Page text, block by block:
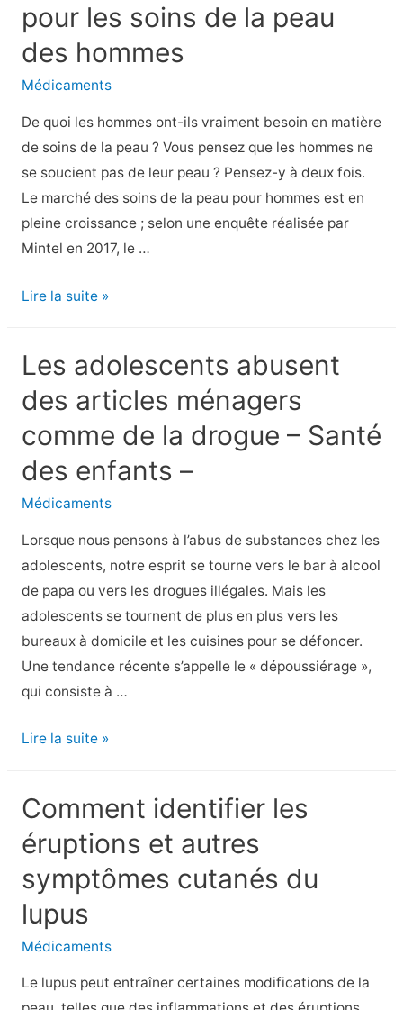
chez
les
adolescents
:
les
choses
faire
et
à
pas
pour les soins de la peau
des hommes
Médicaments
De quoi les hommes ont-ils vraiment besoin en matière
de soins de la peau ? Vous pensez que les hommes ne
se soucient pas de leur peau ? Pensez-y à deux fois.
Le marché des soins de la peau pour hommes est en
pleine croissance ; selon une enquête réalisée par
Mintel en 2017, le …
Conseils
Kraus
pour
soins
de
la
des
hommes
Lire la suite »
Les adolescents abusent
des articles ménagers
comme de la drogue – Santé
des enfants –
Médicaments
Lorsque nous pensons à l’abus de substances chez les
adolescents, notre esprit se tourne vers le bar à alcool
de papa ou vers les drogues illégales. Mais les
adolescents se tournent de plus en plus vers les
bureaux à domicile et les cuisines pour se défoncer.
Une tendance récente s’appelle le « dépoussiérage »,
qui consiste à …
Les
des
articles
ménagers
comme
de
la
–
Lire la suite »
Comment identifier les
éruptions et autres
symptômes cutanés du
lupus
Médicaments
Le lupus peut entraîner certaines modifications de la